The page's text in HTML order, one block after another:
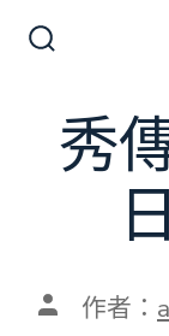
切
換
開秀
文 作者：